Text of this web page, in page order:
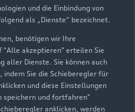
und die Einbindung von
als „Dienste“ bezeichnet.
benötigen wir Ihre
"Alle akzeptieren" erteilen Sie
aller Dienste. Sie können auch
Sie die Schieberegler für
und diese Einstellungen
speichern und fortfahren"
anklicken, werden